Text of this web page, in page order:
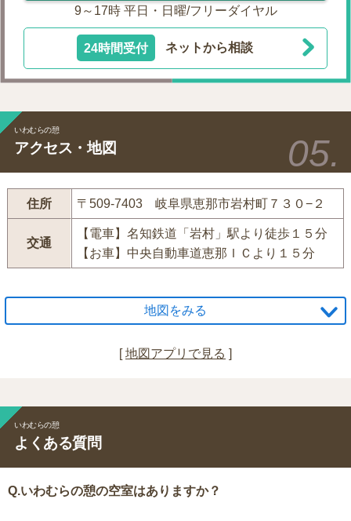
9～17時 平日・日曜/フリーダイヤル
24時間受付 ネットから相談
いわむらの憩
アクセス・地図
住所 〒509-7403 岐阜県恵那市岩村町７３０−２
交通
【電車】名知鉄道「岩村」駅より徒歩１５分
【お車】中央自動車道恵那ＩＣより１５分
地図をみる
[地図アプリで見る ]
いわむらの憩
よくある質問
Q.いわむらの憩の空室はありますか？